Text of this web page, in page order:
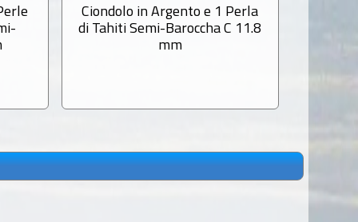
Ciondolo in Argento e 1 Perla
di Tahiti Semi-Baroccha C 11.8
mm